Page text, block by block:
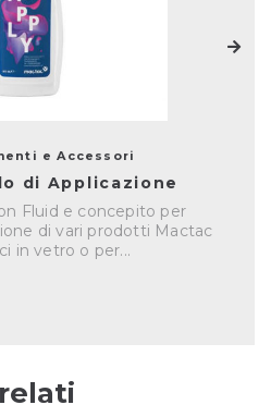
e Accessori
di Applicazione
Fluid e concepito per
di vari prodotti Mactac
in vetro o per...